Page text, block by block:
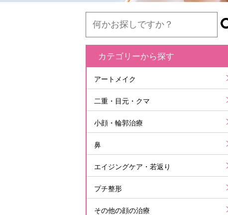
カテゴリーから探す
アートメイク
二重・目元・クマ
小顔・輪郭治療
鼻
エイジングケア・若返り
プチ整形
その他の顔の治療